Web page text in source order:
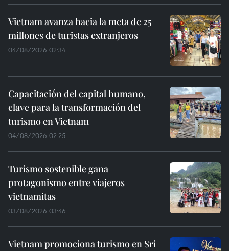
Vietnam avanza hacia la meta de 25
millones de turistas extranjeros
04/08/2026 02:34
Capacitación del capital humano,
clave para la transformación del
turismo en Vietnam
04/08/2026 02:25
Turismo sostenible gana
protagonismo entre viajeros
vietnamitas
03/08/2026 03:46
Vietnam promociona turismo en Sri